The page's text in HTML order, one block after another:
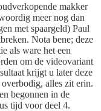
makker
meer nog dan
met spaargeld) Paul
Nota bene; deze
als ware het een
om de videovariant
krijgt u later deze
alles zit erin.
begonnen in de
tijd voor deel 4.